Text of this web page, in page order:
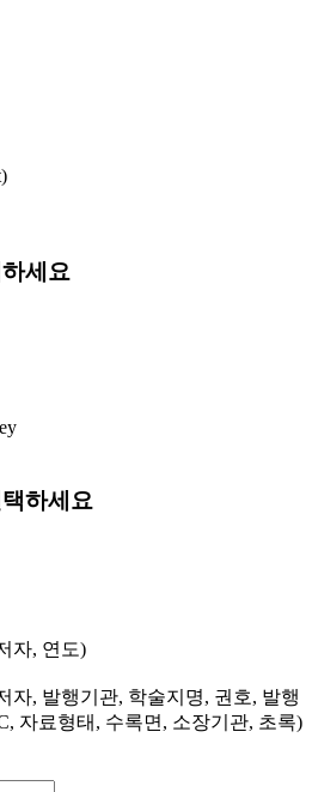
세요
하세요
자, 연도)
자, 발행기관, 학술지명, 권호, 발행
자료형태, 수록면, 소장기관, 초록)